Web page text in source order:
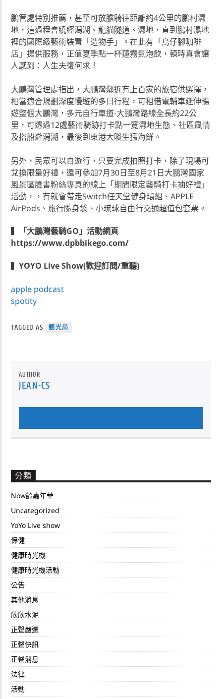
鵬管處特別推薦，甚至可放膽騎往距離約4公里的鵬村濕
地，這過程會繞經潟湖、龍貓隧道、濕地，直到鵬村濕地
裡的國際級藝術裝置「造物手」。在此有「鳥仔腳咖啡
店」提供服務，正值夏季點一杯蓮霧氣泡飲，頓時真會讓
人感到：人生夫復何求！
大鵬灣管理處指出，大鵬灣鄰近有上百家的旅宿供選擇，
相當適合規劃深度慢遊的多日行程，可租借電輔車延伸暢
遊整個大鵬灣，多元自行車道-大鵬灣路線全長約22公
里，可透過12處藝術騎跡打卡點一覽濕地生態、社區風情
及搭船遊潟湖，最後到東港大啖生猛海鮮。
另外，民眾可以自遊行，只要完成拍照打卡，除了現場可
兌換限量好禮，還可參加7月30日至8月21日大鵬灣國家
風景區臉書粉絲專頁的線上「期間限定藝騎打卡抽好禮」
活動，，有就會帶走Switch任天堂健身環組、APPLE
AirPods、旅行隨身袋、小琉球自由行交通超值包套票。
「大鵬灣藝騎GO」活動網頁
https://www.dpbbikego.com/
▍YOYO Live Show(歡迎訂閱/重聽)
apple podcast
spotity
TAGGED AS 觀光局
AUTHOR
JEAN-CS
分類
Now齡嘉年華
Uncategorized
YoYo Live show
保健
健康時光機
健康時光機活動
公告
其他消息
欣欣水泥
正聲嚴選
正聲快訊
正聲消息
法律
活動